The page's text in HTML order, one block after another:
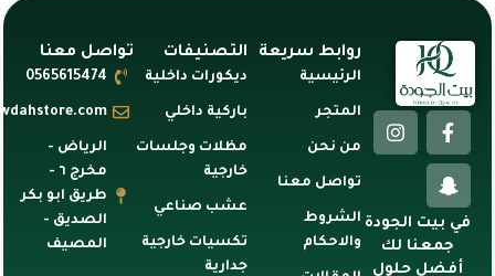
في بيت الجودة
جمعنا لك
أفضل حلول
روابط سريعة
الرئيسية
المتجر
من نحن
تواصل معنا
الشروط
والاحكام
التصنيفات
ديكورات داخلية
باركية داخلي
مظلات وجلسات
خارجية
عشب صناعي
تكسيات خارجية
جدارية
تواصل معنا
0565615474
الرياض -
مخرج ٦ -
طريق ابو بكر
الصديق -
المصيف